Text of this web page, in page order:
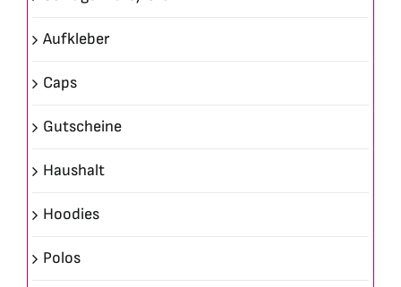
Aufkleber
Caps
Gutscheine
Haushalt
Hoodies
Polos